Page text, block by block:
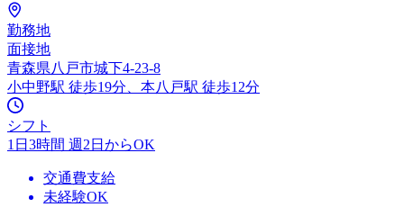
勤務地
面接地
青森県八戸市城下4-23-8
小中野駅 徒歩19分、本八戸駅 徒歩12分
シフト
1日3時間 週2日からOK
交通費支給
未経験OK